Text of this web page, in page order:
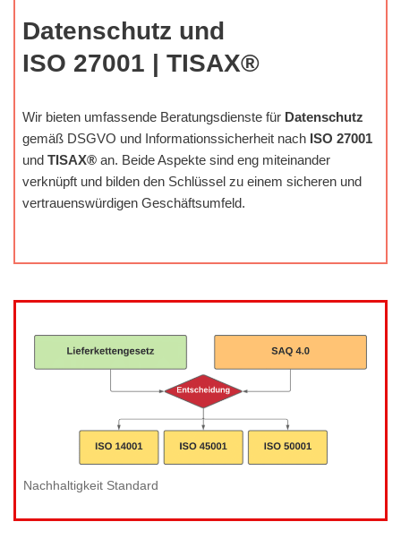
Datenschutz und
ISO 27001 | TISAX®
Wir bieten umfassende Beratungsdienste für Datenschutz
gemäß DSGVO und Informationssicherheit nach ISO 27001
und TISAX® an. Beide Aspekte sind eng miteinander
verknüpft und bilden den Schlüssel zu einem sicheren und
vertrauenswürdigen Geschäftsumfeld.
Nachhaltigkeit Standard